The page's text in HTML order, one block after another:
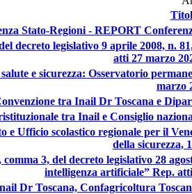
Stato-Regioni - REPORT
decreto legislativo 9 aprile 2008, n.
atti 27 marzo
e sicurezza: Osservatorio
marzo
tra Inail Dr Toscana e
tra Inail e Consiglio
e Ufficio scolastico regionale per il
della sicurezza,
3, del decreto legislativo 28
intelligenza artificiale” Rep.
Dr Toscana, Confagricoltura